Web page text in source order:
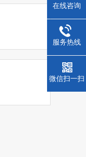
在线咨询
服务热线
微信扫一扫